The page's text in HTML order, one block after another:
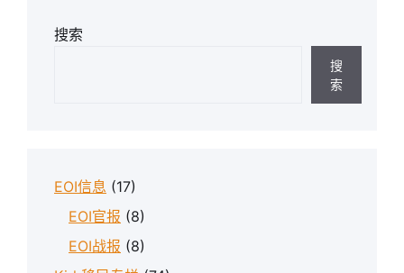
搜索
搜
索
EOI信息 (17)
EOI官报 (8)
EOI战报 (8)